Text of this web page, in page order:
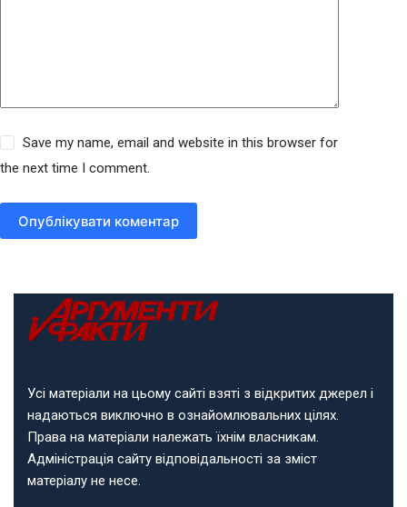
Save my name, email and website in this browser for
the next time I comment.
Опублікувати коментар
Усі матеріали на цьому сайті взяті з відкритих джерел і
надаються виключно в ознайомлювальних цілях.
Права на матеріали належать їхнім власникам.
Адміністрація сайту відповідальності за зміст
матеріалу не несе.